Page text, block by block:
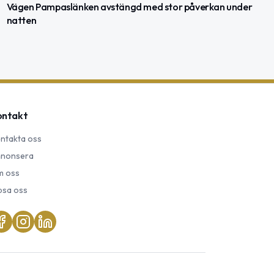
Vägen Pampaslänken avstängd med stor påverkan under
natten
oss
oss
oss